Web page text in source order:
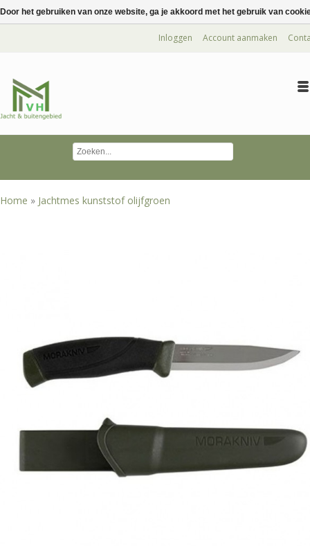
Inloggen Account aanmaken
Home » Jachtmes kunststof olijfgroen
Door het gebruiken van onze website, ga je akkoord met het gebruik van